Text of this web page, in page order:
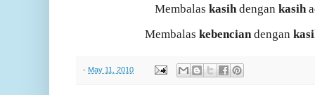
Membalaskasih dengankasih
Membalaskebencian dengan
- May 11, 2010